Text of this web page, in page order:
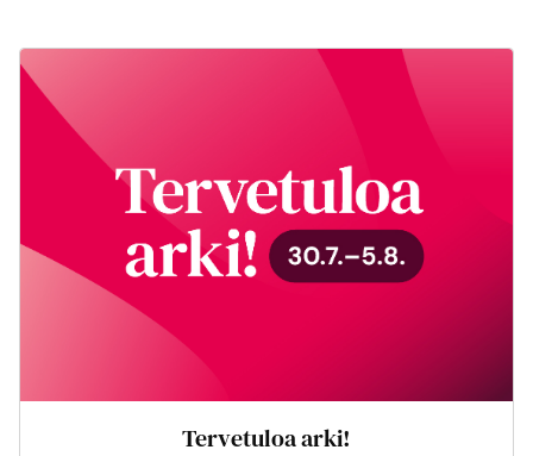
Tervetuloa arki!